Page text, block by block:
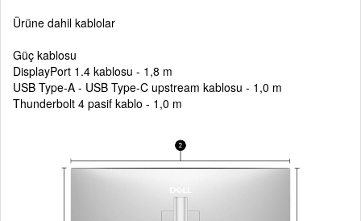
Ürüne dahil kablolar
Güç kablosu
DisplayPort 1.4 kablosu - 1,8 m
USB Type-A - USB Type-C upstream kablosu - 1,0 m
Thunderbolt 4 pasif kablo - 1,0 m